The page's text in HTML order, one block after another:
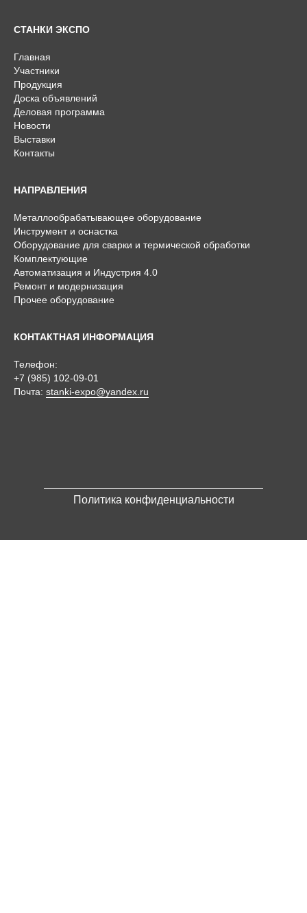
СТАНКИ ЭКСПО
Главная
Участники
Продукция
Доска объявлений
Деловая программа
Новости
Выставки
Контакты
НАПРАВЛЕНИЯ
Металлообрабатывающее оборудование
Инструмент и оснастка
Оборудование для сварки и термической обработки
Комплектующие
Автоматизация и Индустрия 4.0
Ремонт и модернизация
Прочее оборудование
КОНТАКТНАЯ ИНФОРМАЦИЯ
Телефон:
+7 (985) 102-09-01
Почта: stanki-expo@yandex.ru
Политика конфиденциальности